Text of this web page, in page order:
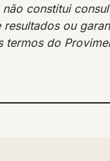
constitui
ou
termos do